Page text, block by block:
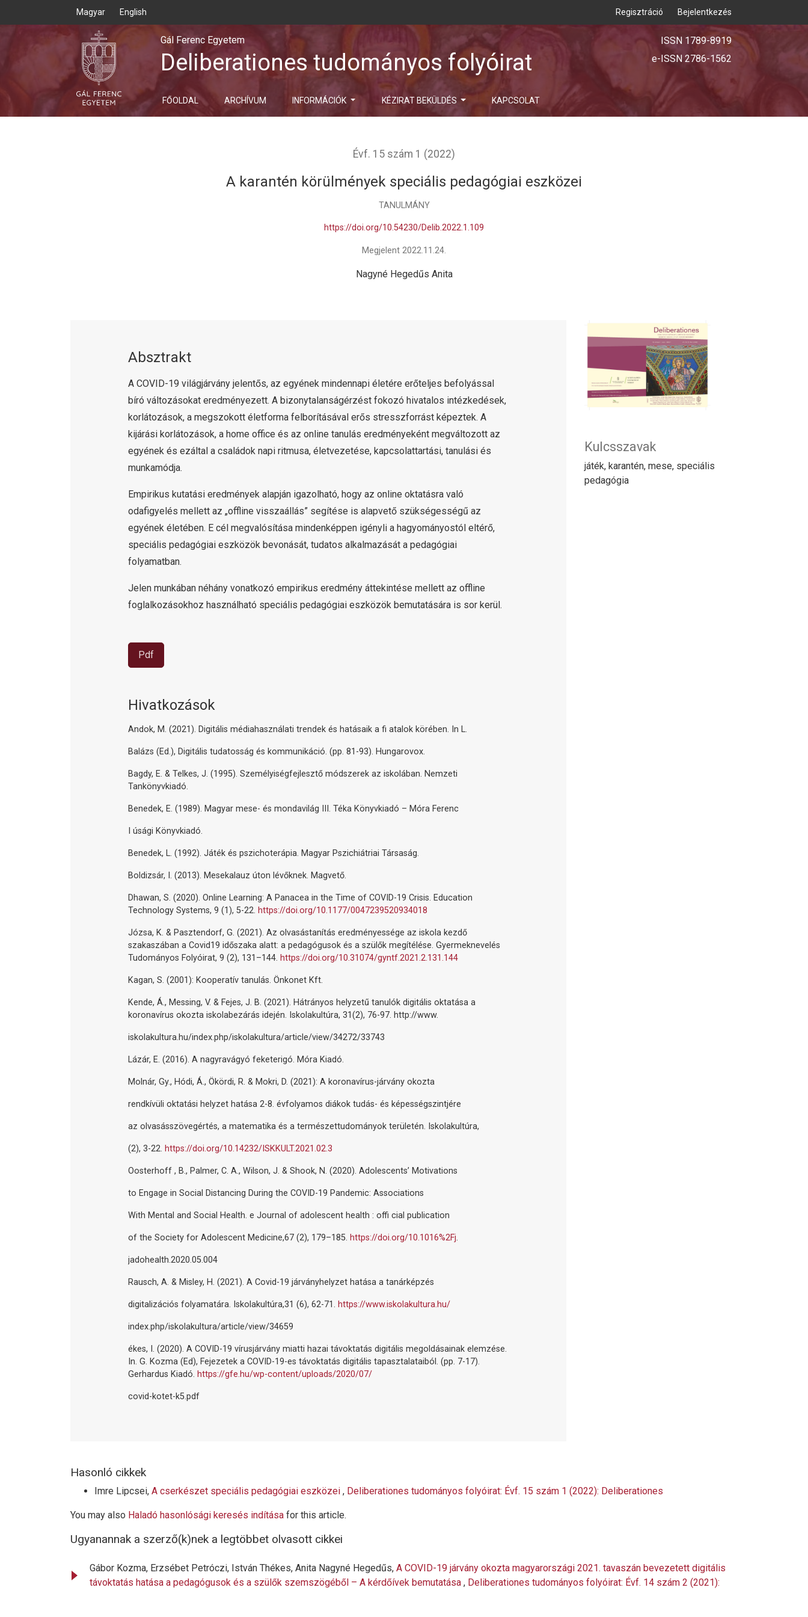
Magyar English Regisztráció Bejelentkezés
Gál Ferenc Egyetem
Deliberationes tudományos folyóirat
FŐOLDAL ARCHÍVUM INFORMÁCIÓK KÉZIRAT BEKÜLDÉS KAPCSOLAT
ISSN 1789-8919
e-ISSN 2786-1562
Évf. 15 szám 1 (2022)
A karantén körülmények speciális pedagógiai eszközei
TANULMÁNY
https://doi.org/10.54230/Delib.2022.1.109
Megjelent 2022.11.24.
Nagyné Hegedűs Anita
Kulcsszavak
játék, karantén, mese, speciális
pedagógia
Absztrakt
A COVID-19 világjárvány jelentős, az egyének mindennapi életére erőteljes befolyással
bíró változásokat eredményezett. A bizonytalanságérzést fokozó hivatalos intézkedések,
korlátozások, a megszokott életforma felborításával erős stresszforrást képeztek. A
kijárási korlátozások, a home office és az online tanulás eredményeként megváltozott az
egyének és ezáltal a családok napi ritmusa, életvezetése, kapcsolattartási, tanulási és
munkamódja.
Empirikus kutatási eredmények alapján igazolható, hogy az online oktatásra való
odafigyelés mellett az „offline visszaállás” segítése is alapvető szükségességű az
egyének életében. E cél megvalósítása mindenképpen igényli a hagyományostól eltérő,
speciális pedagógiai eszközök bevonását, tudatos alkalmazását a pedagógiai
folyamatban.
Jelen munkában néhány vonatkozó empirikus eredmény áttekintése mellett az offline
foglalkozásokhoz használható speciális pedagógiai eszközök bemutatására is sor kerül.
Pdf
Hivatkozások
Andok, M. (2021). Digitális médiahasználati trendek és hatásaik a fi atalok körében. In L.
Balázs (Ed.), Digitális tudatosság és kommunikáció. (pp. 81-93). Hungarovox.
Bagdy, E. & Telkes, J. (1995). Személyiségfejlesztő módszerek az iskolában. Nemzeti
Tankönyvkiadó.
Benedek, E. (1989). Magyar mese- és mondavilág III. Téka Könyvkiadó – Móra Ferenc
I úsági Könyvkiadó.
Benedek, L. (1992). Játék és pszichoterápia. Magyar Pszichiátriai Társaság.
Boldizsár, I. (2013). Mesekalauz úton lévőknek. Magvető.
Dhawan, S. (2020). Online Learning: A Panacea in the Time of COVID-19 Crisis. Education
Technology Systems, 9 (1), 5-22. https://doi.org/10.1177/0047239520934018
Józsa, K. & Pasztendorf, G. (2021). Az olvasástanítás eredményessége az iskola kezdő
szakaszában a Covid19 időszaka alatt: a pedagógusok és a szülők megítélése. Gyermeknevelés
Tudományos Folyóirat, 9 (2), 131–144. https://doi.org/10.31074/gyntf.2021.2.131.144
Kagan, S. (2001): Kooperatív tanulás. Önkonet Kft.
Kende, Á., Messing, V. & Fejes, J. B. (2021). Hátrányos helyzetű tanulók digitális oktatása a
koronavírus okozta iskolabezárás idején. Iskolakultúra, 31(2), 76-97. http://www.
iskolakultura.hu/index.php/iskolakultura/article/view/34272/33743
Lázár, E. (2016). A nagyravágyó feketerigó. Móra Kiadó.
Molnár, Gy., Hódi, Á., Ökördi, R. & Mokri, D. (2021): A koronavírus-járvány okozta
rendkívüli oktatási helyzet hatása 2-8. évfolyamos diákok tudás- és képességszintjére
az olvasásszövegértés, a matematika és a természettudományok területén. Iskolakultúra,
(2), 3-22. https://doi.org/10.14232/ISKKULT.2021.02.3
Oosterhoff , B., Palmer, C. A., Wilson, J. & Shook, N. (2020). Adolescents’ Motivations
to Engage in Social Distancing During the COVID-19 Pandemic: Associations
With Mental and Social Health. e Journal of adolescent health : offi cial publication
of the Society for Adolescent Medicine,67 (2), 179–185. https://doi.org/10.1016%2Fj.
jadohealth.2020.05.004
Rausch, A. & Misley, H. (2021). A Covid-19 járványhelyzet hatása a tanárképzés
digitalizációs folyamatára. Iskolakultúra,31 (6), 62-71. https://www.iskolakultura.hu/
index.php/iskolakultura/article/view/34659
ékes, I. (2020). A COVID-19 vírusjárvány miatti hazai távoktatás digitális megoldásainak elemzése.
In. G. Kozma (Ed), Fejezetek a COVID-19-es távoktatás digitális tapasztalataiból. (pp. 7-17).
Gerhardus Kiadó. https://gfe.hu/wp-content/uploads/2020/07/
covid-kotet-k5.pdf
Hasonló cikkek
Imre Lipcsei, A cserkészet speciális pedagógiai eszközei , Deliberationes tudományos folyóirat: Évf. 15 szám 1 (2022): Deliberationes
You may also Haladó hasonlósági keresés indítása for this article.
Ugyanannak a szerző(k)nek a legtöbbet olvasott cikkei
Gábor Kozma, Erzsébet Petróczi, István Thékes, Anita Nagyné Hegedűs, A COVID-19 járvány okozta magyarországi 2021. tavaszán bevezetett digitális
távoktatás hatása a pedagógusok és a szülők szemszögéből – A kérdőívek bemutatása , Deliberationes tudományos folyóirat: Évf. 14 szám 2 (2021):